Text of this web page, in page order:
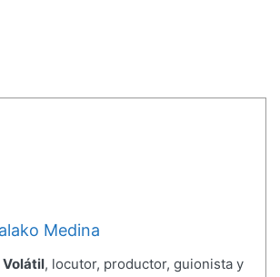
Medina
Volátil, locutor, productor, guionista y